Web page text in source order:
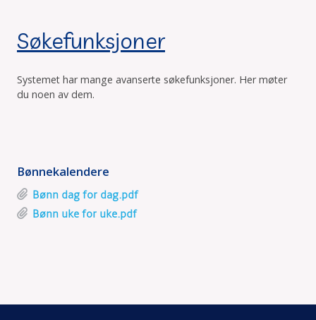
Søkefunksjoner
Systemet har mange avanserte søkefunksjoner. Her møter
du noen av dem.
Kontroll av
Registrering av
Hvordan søke etter
Sending av epost og
Oppsett av sms fra
Hvordan melde ut
Bønnekalendere
Bønn dag for dag.pdf
Bønn uke for uke.pdf